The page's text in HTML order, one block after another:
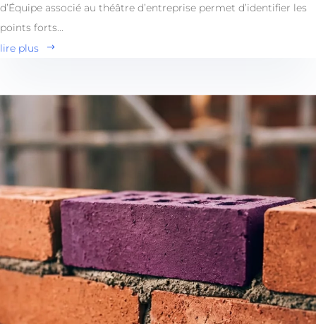
d’Équipe associé au théâtre d’entreprise permet d’identifier les
points forts...
lire plus